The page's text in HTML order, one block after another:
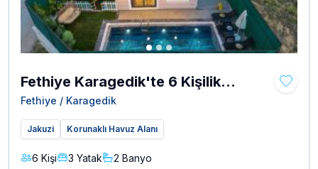
Fethiye Karagedik'te 6 Kişilik
Muhafazakar Jakuzili Denize Yakın
Tatil Evi Efems
Fethiye / Karagedik
Jakuzi Korunaklı Havuz Alanı
6 Kişi 3 Yatak 2 Banyo